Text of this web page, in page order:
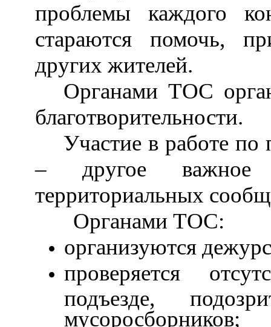
проблемы каждого
стараются помочь,
других жителей.
Органами ТОС
благотворительности.
Участие в работе
– другое важное
территориальных
Органами ТОС:
организуются
проверяется
подъезде,
мусоросборников;